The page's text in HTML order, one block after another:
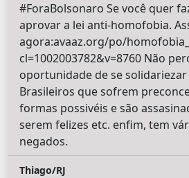
#ForaBolsonaro Se você quer
aprovar a lei anti-homofobia.
agora:avaaz.org/po/
cl=1002003782&v=8760 Não
oportunidade de se
Brasileiros que sofrem
formas possivéis e são
serem felizes etc. enfim, tem
negados.
Thiago/RJ